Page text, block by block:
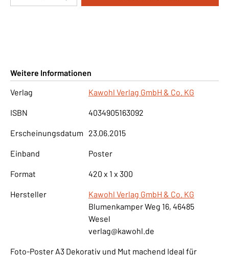
Weitere Informationen
Verlag
Kawohl Verlag GmbH & Co. KG
ISBN 4034905163092
Erscheinungsdatum 23.06.2015
Einband Poster
Format 420 x 1 x 300
Hersteller
Kawohl Verlag GmbH & Co. KG
Blumenkamper Weg 16, 46485
Wesel
verlag@kawohl.de
Foto-Poster A3 Dekorativ und Mut machend Ideal für